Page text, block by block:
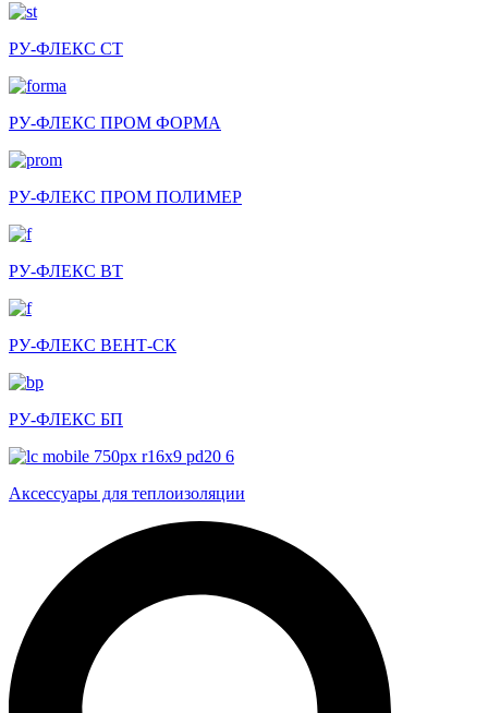
РУ-ФЛЕКС СТ
РУ-ФЛЕКС ПРОМ ФОРМА
РУ-ФЛЕКС ПРОМ ПОЛИМЕР
РУ-ФЛЕКС ВТ
РУ-ФЛЕКС ВЕНТ-СК
РУ-ФЛЕКС БП
Аксессуары для теплоизоляции